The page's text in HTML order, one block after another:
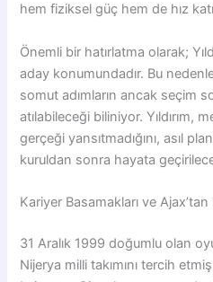
hem fiziksel güç hem de hız
Önemli bir hatırlatma olarak;
aday konumundadır. Bu
somut adımların ancak seçim
atılabileceği biliniyor. Yıldırım,
gerçeği yansıtmadığını, asıl
kuruldan sonra hayata
Kariyer Basamakları ve Ajax’tan
31 Aralık 1999 doğumlu olan
Nijerya milli takımını tercih